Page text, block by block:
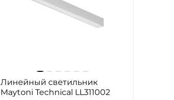
Линейный светильник
Maytoni Technical LL311002